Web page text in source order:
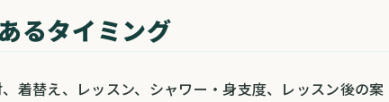
るタイミング
着替え、レッスン、シャワー・身支度、レッスン後の案